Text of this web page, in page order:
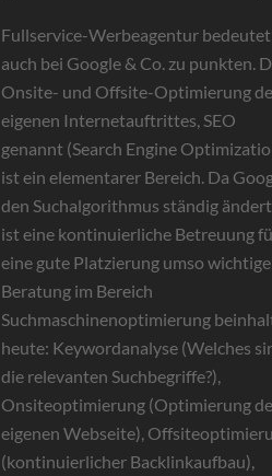
Fullservice-Werbeagentur bedeutet
auch bei Google & Co. zu punkten.
Onsite- und Offsite-Optimierung
eigenen Internetauftrittes, SEO
genannt (Search Engine
ist ein elementarer Bereich. Da
den Suchalgorithmus ständig
ist eine kontinuierliche Betreuung
eine gute Platzierung umso
Beratung im Bereich
Suchmaschinenoptimierung
heute: Keywordanalyse (Welches
die relevanten Suchbegriffe?),
Onsiteoptimierung (Optimierung
eigenen Webseite),
(kontinuierlicher Backlinkaufbau),